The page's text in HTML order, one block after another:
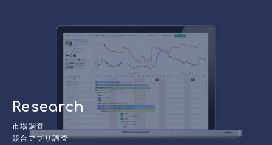
Research
市場調査
競合アプリ調査